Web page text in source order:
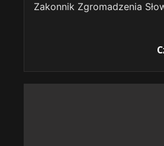
Zakonnik Zgromadzenia